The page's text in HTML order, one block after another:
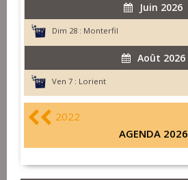
Juin 2026
Dim 28 : Monterfil
Août 2026
Ven 7 : Lorient
2022
AGENDA 2026